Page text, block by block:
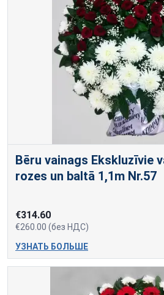
Bēru vainags Ekskluzīvie
rozes un baltā 1,1m Nr.57
€314.60
€260.00 (без НДС)
УЗНАТЬ БОЛЬШЕ